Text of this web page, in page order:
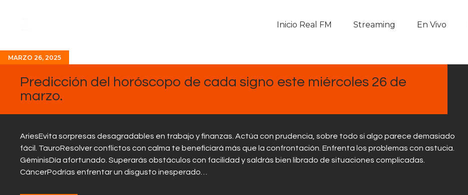
Inicio Real FM Streaming En Vivo
En Vivo
Descarga La APP
Noticias
MARZO 26, 2025
Predicción del horóscopo de cada signo este miércoles 26 de
marzo.
AriesEvita sorpresas desagradables en trabajo y finanzas. Actúa con prudencia, sobre todo si algo parece demasiado
fácil. TauroResolver conflictos con calma te beneficiará más que la confrontación. Enfrenta los problemas con astucia.
GéminisDía afortunado. Superarás obstáculos con facilidad y saldrás bien librado de situaciones complicadas.
CáncerPodrías enfrentar un disgusto inesperado…